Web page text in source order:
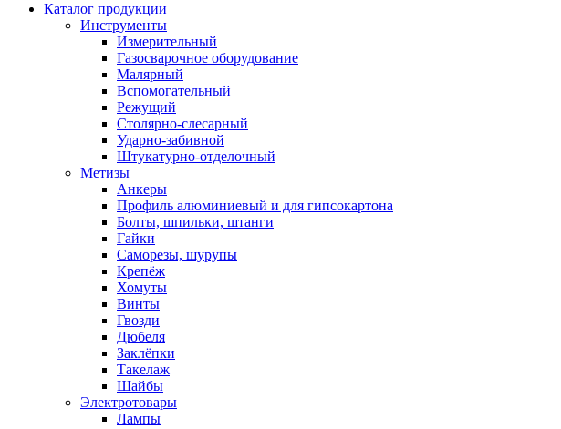
Каталог продукции
Инструменты
Измерительный
Газосварочное оборудование
Малярный
Вспомогательный
Режущий
Столярно-слесарный
Ударно-забивной
Штукатурно-отделочный
Метизы
Анкеры
Профиль алюминиевый и для гипсокартона
Болты, шпильки, штанги
Гайки
Саморезы, шурупы
Крепёж
Хомуты
Винты
Гвозди
Дюбеля
Заклёпки
Такелаж
Шайбы
Электротовары
Лампы